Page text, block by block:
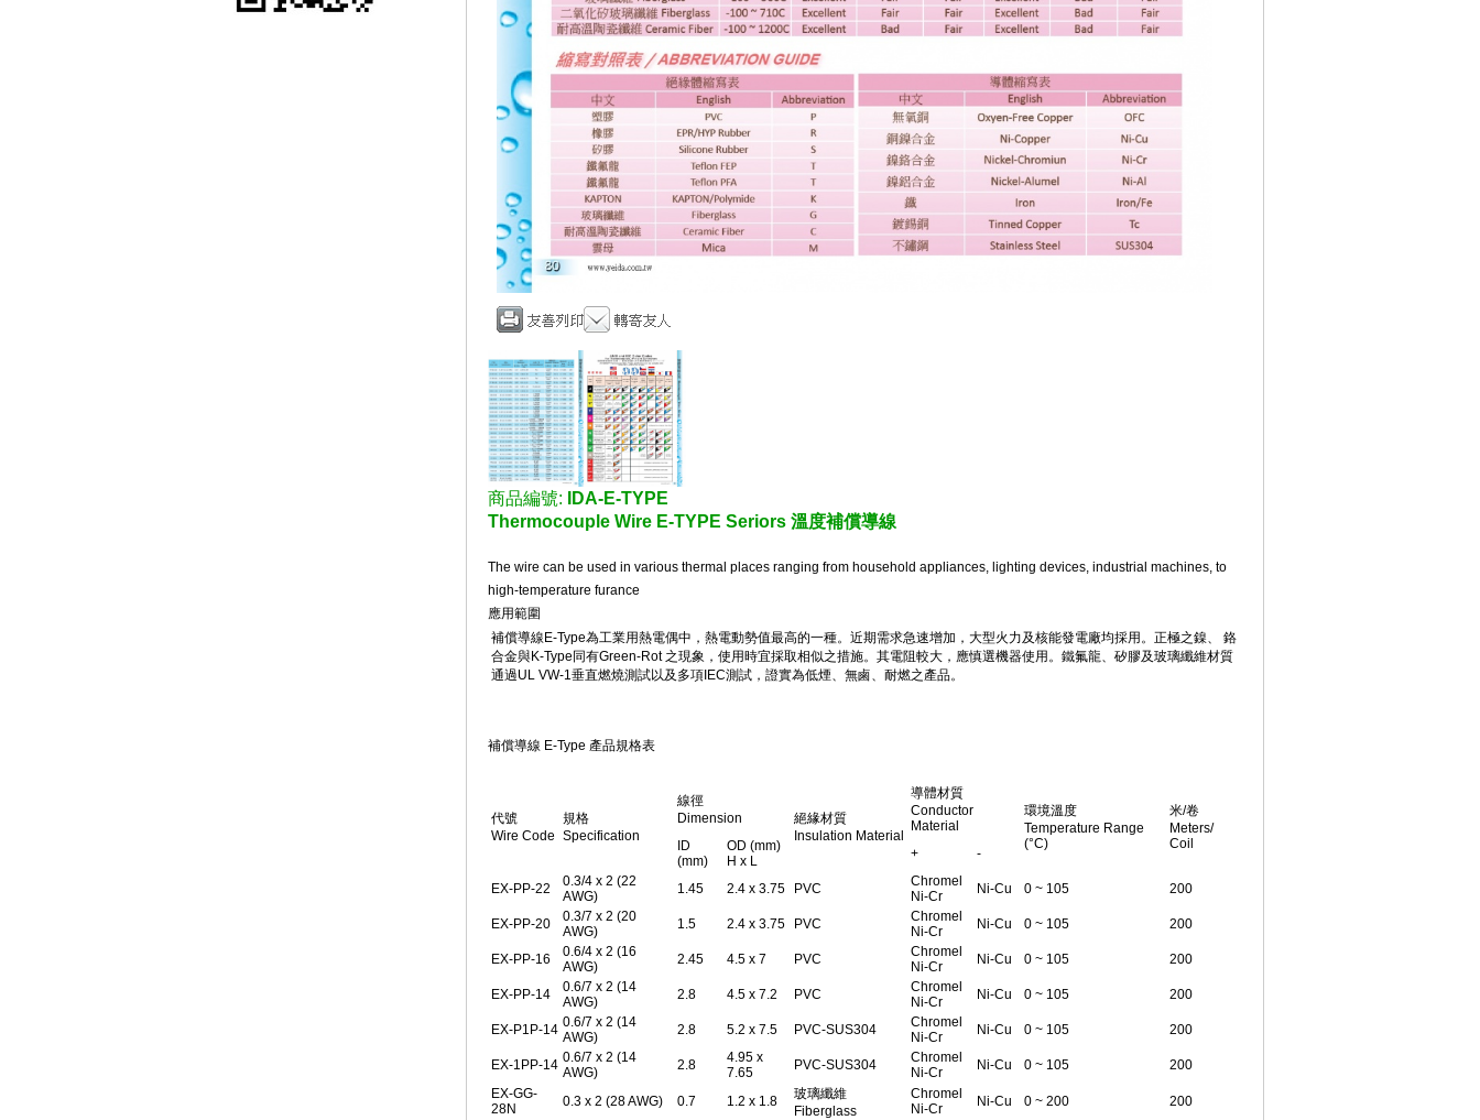
商品編號:
IDA-E-TYPE
Thermocouple Wire E-TYPE Seriors 溫度補償導線
The wire can be used in various thermal places ranging from household appliances, lighting devices, industrial machines, to
high-temperature furance
應用範圍
補償導線E-Type為工業用熱電偶中，熱電動勢值最高的一種。近期需求急速增加，大型火力及核能發電廠均採用。正極之鎳、 鉻
合金與K-Type同有Green-Rot 之現象，使用時宜採取相似之措施。其電阻較大，應慎選機器使用。鐵氟龍、矽膠及玻璃纖維材質
通過UL VW-1垂直燃燒測試以及多項IEC測試，證實為低煙、無鹵、耐燃之產品。
補償導線 E-Type 產品規格表
代號
Wire Code
規格
Specification
線徑
Dimension
絕緣材質
Insulation Material
導體材質
Conductor
Material
環境溫度
Temperature Range
(°C)
米/卷
Meters/
Coil
ID
(mm)
OD (mm)
H x L
+ -
EX-PP-22
0.3/4 x 2 (22
AWG)
1.45 2.4 x 3.75 PVC
Chromel
Ni-Cr
Ni-Cu 0 ~ 105 200
EX-PP-20
0.3/7 x 2 (20
AWG)
1.5 2.4 x 3.75 PVC
Chromel
Ni-Cr
Ni-Cu 0 ~ 105 200
EX-PP-16
0.6/4 x 2 (16
AWG)
2.45 4.5 x 7 PVC
Chromel
Ni-Cr
Ni-Cu 0 ~ 105 200
EX-PP-14
0.6/7 x 2 (14
AWG)
2.8 4.5 x 7.2 PVC
Chromel
Ni-Cr
Ni-Cu 0 ~ 105 200
EX-P1P-14 0.6/7 x 2 (14
AWG)
2.8 5.2 x 7.5 PVC-SUS304
Chromel
Ni-Cr
Ni-Cu 0 ~ 105 200
EX-1PP-14 0.6/7 x 2 (14
AWG)
2.8
4.95 x
7.65
PVC-SUS304
Chromel
Ni-Cr
Ni-Cu 0 ~ 105
200
EX-GG-
28N
0.3 x 2 (28 AWG) 0.7 1.2 x 1.8
玻璃纖維
Fiberglass
Chromel
Ni-Cr
Ni-Cu 0 ~ 200
200